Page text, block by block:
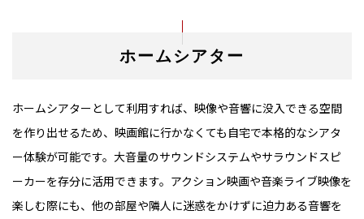
ホームシアター
ホームシアターとして利用すれば、映像や音響に没入できる空間
を作り出せるため、映画館に行かなくても自宅で本格的なシアタ
ー体験が可能です。大音量のサウンドシステムやサラウンドスピ
ーカーを存分に活用できます。アクション映画や音楽ライブ映像を
楽しむ際にも、他の部屋や隣人に迷惑をかけずに迫力ある音響を